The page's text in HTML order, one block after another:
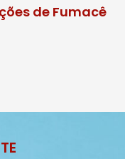
de Fumacê